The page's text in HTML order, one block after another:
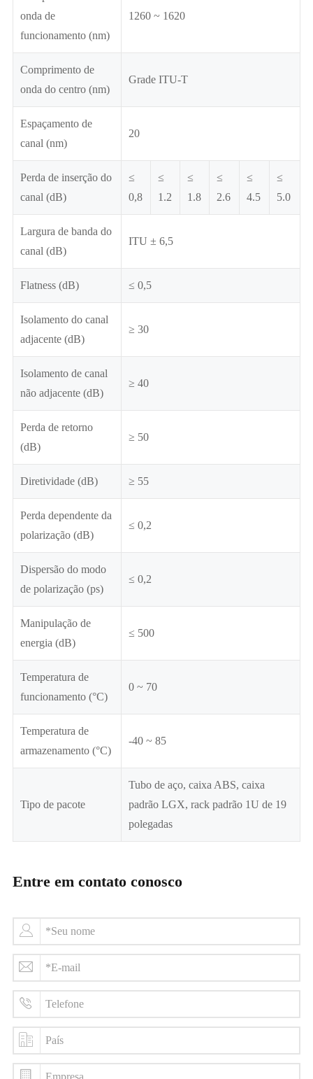
onda de
funcionamento (nm)
1260 ~ 1620
Comprimento de
onda do centro (nm)
Grade ITU-T
Espaçamento de
canal (nm)
20
Perda de inserção do
canal (dB)
≤
0,8
≤
1.2
≤
1.8
≤
2.6
≤
4.5
≤
5.0
Largura de banda do
canal (dB)
ITU ± 6,5
Flatness (dB) ≤ 0,5
Isolamento do canal
adjacente (dB)
≥ 30
Isolamento de canal
não adjacente (dB)
≥ 40
Perda de retorno
(dB)
≥ 50
Diretividade (dB) ≥ 55
Perda dependente da
polarização (dB)
≤ 0,2
Dispersão do modo
de polarização (ps)
≤ 0,2
Manipulação de
energia (dB)
≤ 500
Temperatura de
funcionamento (°C)
0 ~ 70
Temperatura de
armazenamento (°C)
-40 ~ 85
Tipo de pacote
Tubo de aço, caixa ABS, caixa
padrão LGX, rack padrão 1U de 19
polegadas
Entre em contato conosco